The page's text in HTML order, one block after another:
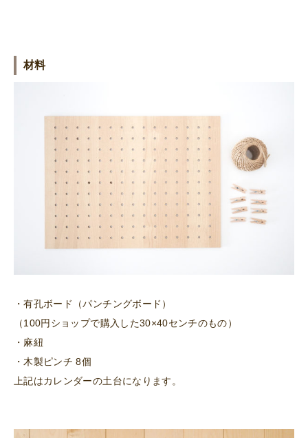
材料
・有孔ボード（パンチングボード）​​
（100円ショップで購入した30×40センチのもの）
・麻紐
・木製ピンチ 8個
上記はカレンダーの土台になります。